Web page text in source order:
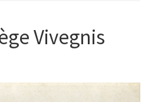
Vivegnis